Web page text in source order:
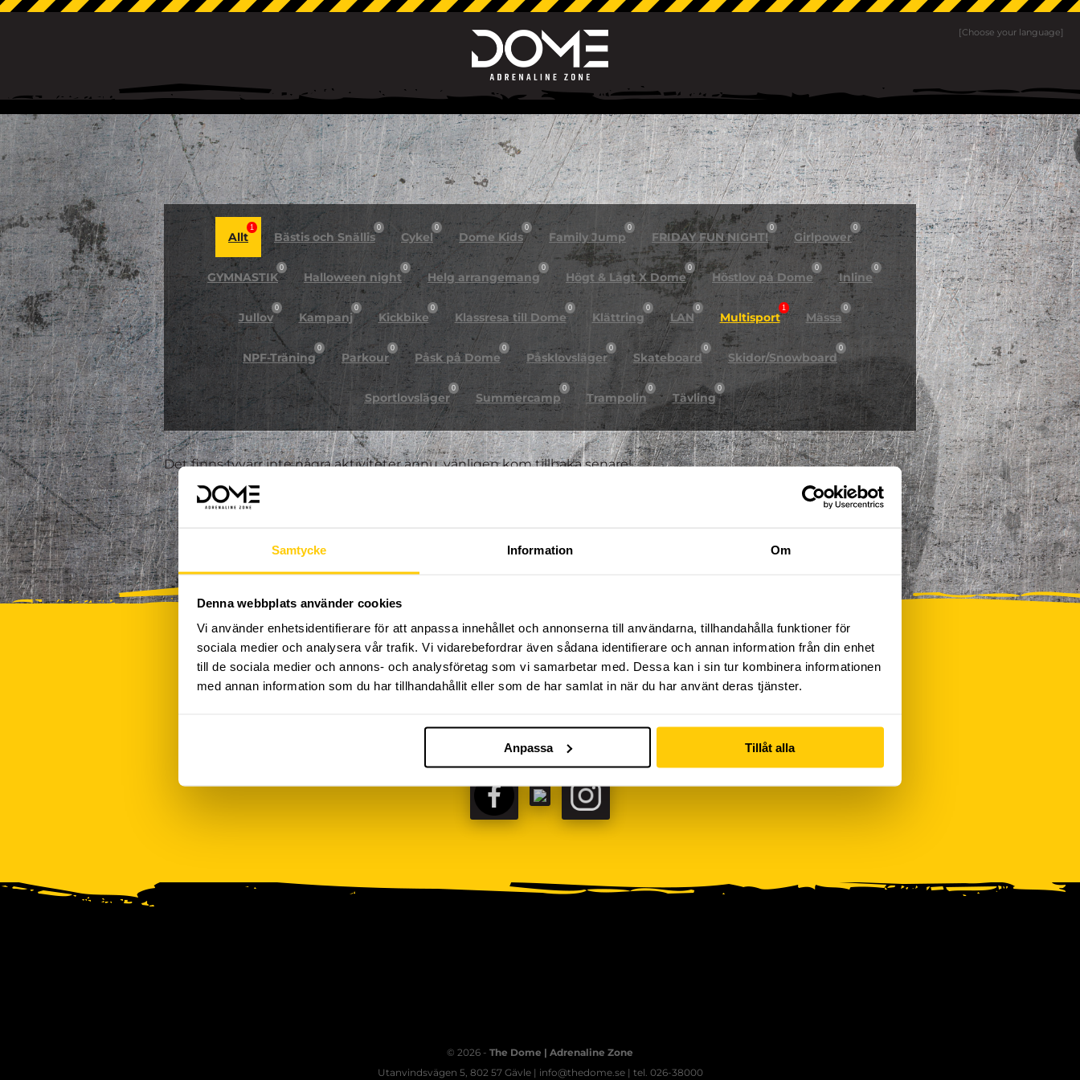
Samtycke Information Om
Denna webbplats använder cookies
Vi använder enhetsidentifierare för att anpassa innehållet och annonserna till användarna, tillhandahålla funktioner för
sociala medier och analysera vår trafik. Vi vidarebefordrar även sådana identifierare och annan information från din enhet
till de sociala medier och annons- och analysföretag som vi samarbetar med. Dessa kan i sin tur kombinera informationen
med annan information som du har tillhandahållit eller som de har samlat in när du har använt deras tjänster.
Anpassa Tillåt alla
[Choose your language]
Allt
1
Bästis och Snällis
0
Cykel
0
Dome Kids
0
Family Jump
0
FRIDAY FUN NIGHT!
0
Girlpower
0
GYMNASTIK
0
Halloween night
0
Helg arrangemang
0
Högt & Lågt X Dome
0
Höstlov på Dome
0
Inline
0
Jullov
0
Kampanj
0
Kickbike
0
Klassresa till Dome
0
Klättring
0
LAN
0
Multisport
1
Mässa
0
NPF-Träning
0
Parkour
0
Påsk på Dome
0
Påsklovsläger
0
Skateboard
0
Skidor/Snowboard
0
Sportlovsläger
0
Summercamp
0
Trampolin
0
Tävling
0
Det finns tyvärr inte några aktiviteter ännu, vänligen kom tillbaka senare!
FÖLJ OSS PÅ SOCIALA MEDIER
FACEBOOKTIKTOK
© 2026 - The Dome | Adrenaline Zone
Utanvindsvägen 5, 802 57 Gävle | info@thedome.se | tel. 026-38000